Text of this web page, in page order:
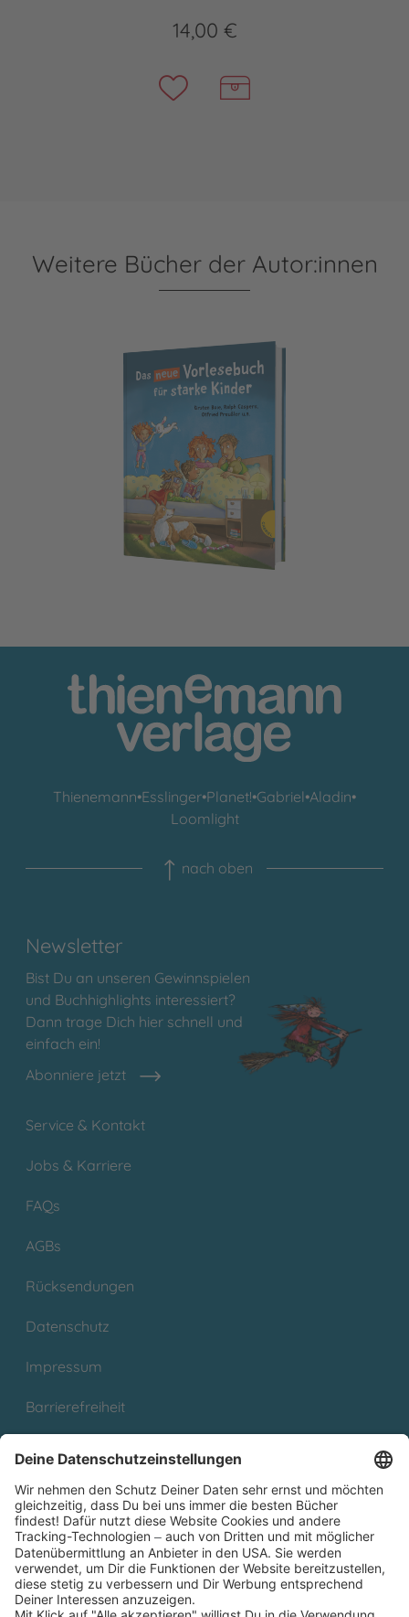
14,00 €
Weitere Bücher der Autor:innen
Das neue Vorlesebuch für starke Kinder
Thienemann•Esslinger•Planet!•Gabriel•Aladin•
Loomlight
nach oben
Newsletter
Bist Du an unseren Gewinnspielen
und Buchhighlights interessiert?
Dann trage Dich hier schnell und
einfach ein!
Abonniere jetzt
Service & Kontakt
Jobs & Karriere
FAQs
AGBs
Rücksendungen
Datenschutz
Impressum
Barrierefreiheit
Partnerprogramm (Affiliate)
Folge uns auf